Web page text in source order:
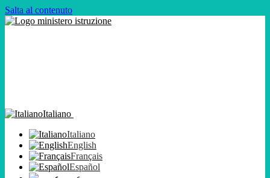
Salta al contenuto
Italiano
Italiano
English
Français
Español